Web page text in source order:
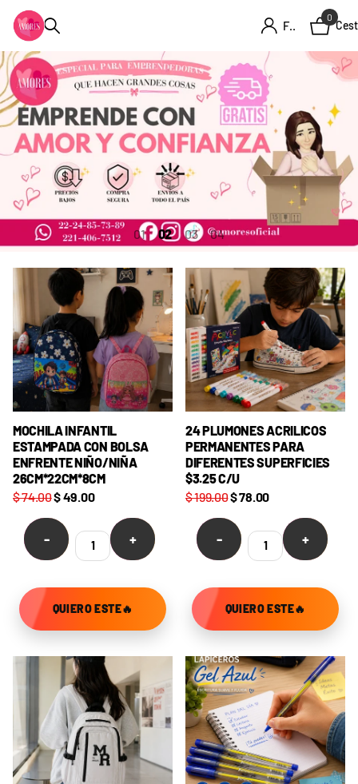
Firme en el registro
0
1 2 3 4
MOCHILA INFANTIL
ESTAMPADA CON BOLSA
ENFRENTE NIÑO/NIÑA
26CM*22CM*8CM
$ 74.00$ 49.00
- +
QUIERO ESTE🔥
24 PLUMONES ACRILICOS
PERMANENTES PARA
DIFERENTES SUPERFICIES
$3.25 C/U
$ 199.00$ 78.00
- +
QUIERO ESTE🔥